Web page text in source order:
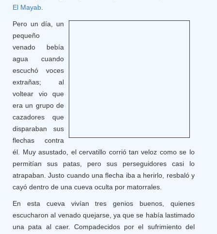
El Mayab
Pero un día, un
pequeño
venado bebía
agua cuando
escuchó voces
extrañas; al
voltear vio que
era un grupo de
cazadores que
disparaban sus
flechas contra
él. Muy asustado, el cervatillo corrió tan veloz como se lo
permitían sus patas, pero sus perseguidores casi lo
atrapaban. Justo cuando una flecha iba a herirlo, resbaló y
cayó dentro de una cueva oculta por matorrales.
En esta cueva vivían tres genios buenos, quienes
escucharon al venado quejarse, ya que se había lastimado
una pata al caer. Compadecidos por el sufrimiento del